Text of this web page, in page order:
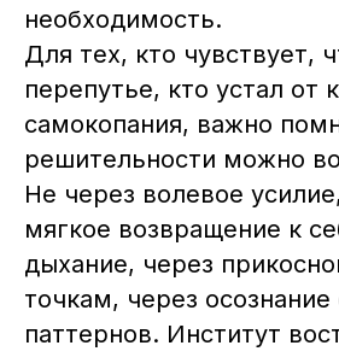
необходимость.
Для тех, кто чувствует,
перепутье, кто устал от
самокопания, важно
решительности можно
Не через волевое
мягкое возвращение к
дыхание, через
точкам, через осознание
паттернов. Институт